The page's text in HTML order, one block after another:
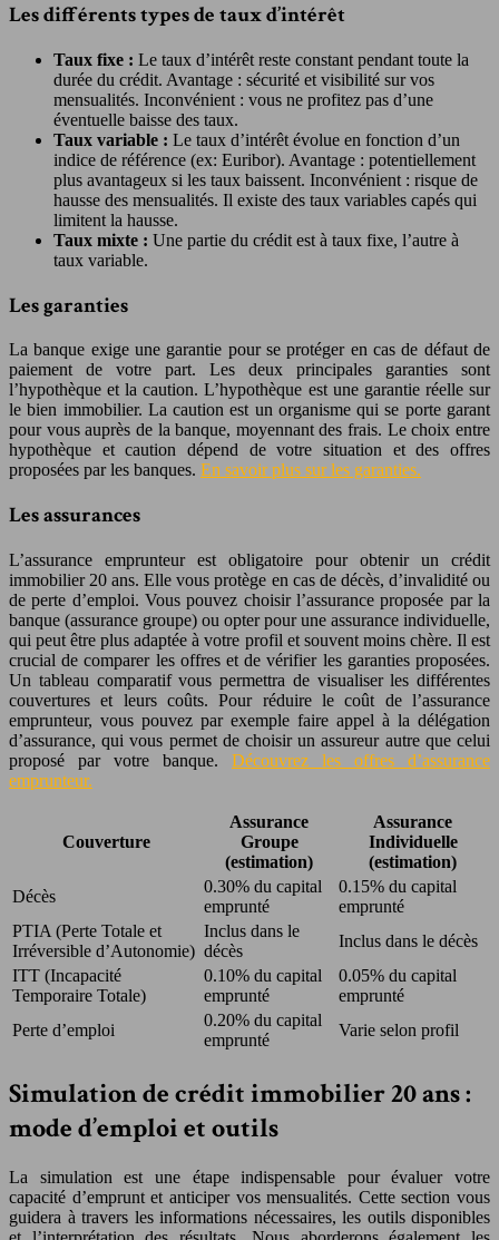
Les différents types de taux d’intérêt
Taux fixe : Le taux d’intérêt reste constant pendant toute la
durée du crédit. Avantage : sécurité et visibilité sur vos
mensualités. Inconvénient : vous ne profitez pas d’une
éventuelle baisse des taux.
Taux variable : Le taux d’intérêt évolue en fonction d’un
indice de référence (ex: Euribor). Avantage : potentiellement
plus avantageux si les taux baissent. Inconvénient : risque de
hausse des mensualités. Il existe des taux variables capés qui
limitent la hausse.
Taux mixte : Une partie du crédit est à taux fixe, l’autre à
taux variable.
Les garanties
La banque exige une garantie pour se protéger en cas de défaut de
paiement de votre part. Les deux principales garanties sont
l’hypothèque et la caution. L’hypothèque est une garantie réelle sur
le bien immobilier. La caution est un organisme qui se porte garant
pour vous auprès de la banque, moyennant des frais. Le choix entre
hypothèque et caution dépend de votre situation et des offres
proposées par les banques. En savoir plus sur les garanties.
Les assurances
L’assurance emprunteur est obligatoire pour obtenir un crédit
immobilier 20 ans. Elle vous protège en cas de décès, d’invalidité ou
de perte d’emploi. Vous pouvez choisir l’assurance proposée par la
banque (assurance groupe) ou opter pour une assurance individuelle,
qui peut être plus adaptée à votre profil et souvent moins chère. Il est
crucial de comparer les offres et de vérifier les garanties proposées.
Un tableau comparatif vous permettra de visualiser les différentes
couvertures et leurs coûts. Pour réduire le coût de l’assurance
emprunteur, vous pouvez par exemple faire appel à la délégation
d’assurance, qui vous permet de choisir un assureur autre que celui
proposé par votre banque. Découvrez les offres d’assurance
emprunteur.
Couverture
Assurance
Groupe
(estimation)
Assurance
Individuelle
(estimation)
Décès
0.30% du capital
emprunté
0.15% du capital
emprunté
PTIA (Perte Totale et
Irréversible d’Autonomie)
Inclus dans le
décès
Inclus dans le décès
ITT (Incapacité
Temporaire Totale)
0.10% du capital
emprunté
0.05% du capital
emprunté
Perte d’emploi
0.20% du capital
emprunté
Varie selon profil
Simulation de crédit immobilier 20 ans :
mode d’emploi et outils
La simulation est une étape indispensable pour évaluer votre
capacité d’emprunt et anticiper vos mensualités. Cette section vous
guidera à travers les informations nécessaires, les outils disponibles